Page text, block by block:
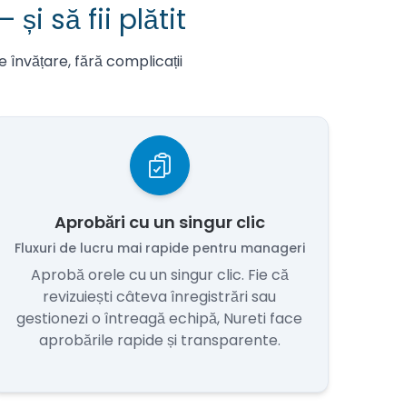
și să fii plătit
învățare, fără complicații
Aprobări cu un singur clic
Fluxuri de lucru mai rapide pentru manageri
Aprobă orele cu un singur clic. Fie că
revizuiești câteva înregistrări sau
gestionezi o întreagă echipă, Nureti face
aprobările rapide și transparente.